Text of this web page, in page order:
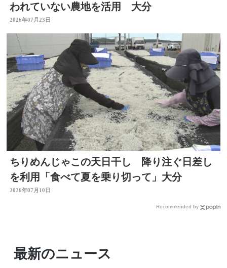
われていない農地を活用 大分
2026年07月23日
ちりめんじゃこの天日干し 降り注ぐ日差し
を利用「食べて夏を乗り切って」大分
2026年07月10日
Recommended by
最新のニュース